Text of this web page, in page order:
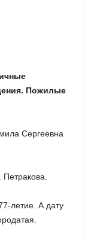
Пожилые
Сергеевна
летие. А дату